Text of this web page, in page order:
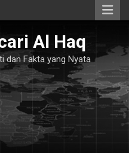
Al Haq
dan Fakta yang Nyata